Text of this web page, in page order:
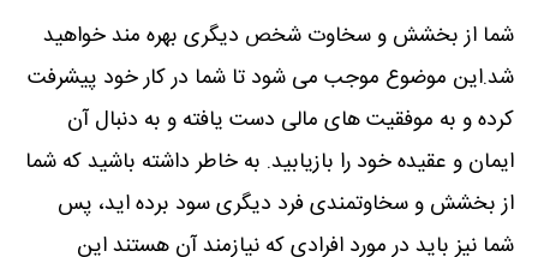
شما از بخشش و سخاوت شخص دیگری بهره مند خواهید
شد.این موضوع موجب می شود تا شما در کار خود پیشرفت
کرده و به موفقیت های مالی دست یافته و به دنبال آن
ایمان و عقیده خود را بازیابید. به خاطر داشته باشید که شما
از بخشش و سخاوتمندی فرد دیگری سود برده اید، پس
شما نیز باید در مورد افرادی که نیازمند آن هستند این